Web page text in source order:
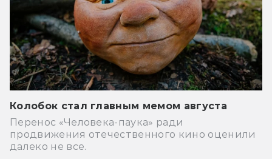
Колобок стал главным мемом августа
Перенос «Человека-паука» ради
продвижения отечественного кино оценили
далеко не все.